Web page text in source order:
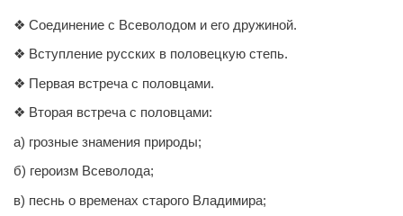
❖ Соединение с Всеволодом и его дружиной.
❖ Вступление русских в половецкую степь.
❖ Первая встреча с половцами.
❖ Вторая встреча с половцами:
а) грозные знамения природы;
б) героизм Всеволода;
в) песнь о временах старого Владимира;